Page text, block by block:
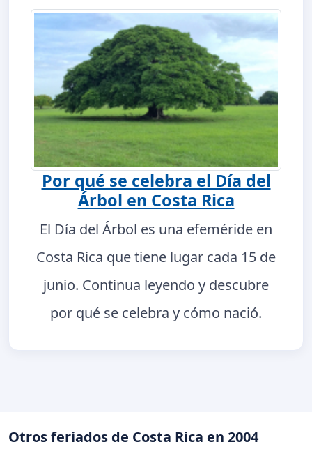
Por qué se celebra el Día del
Árbol en Costa Rica
El Día del Árbol es una efeméride en
Costa Rica que tiene lugar cada 15 de
junio. Continua leyendo y descubre
por qué se celebra y cómo nació.
Otros feriados de Costa Rica en 2004